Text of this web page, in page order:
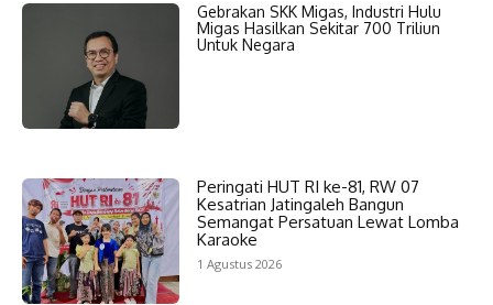
Gebrakan SKK Migas, Industri Hulu
Migas Hasilkan Sekitar 700 Triliun
Untuk Negara
Peringati HUT RI ke-81, RW 07
Kesatrian Jatingaleh Bangun
Semangat Persatuan Lewat Lomba
Karaoke
1 Agustus 2026